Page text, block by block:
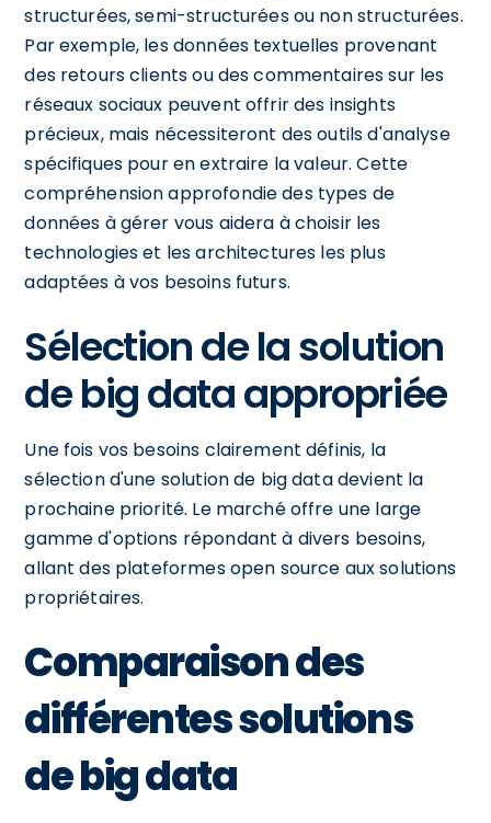
structurées, semi-structurées ou non structurées.
Par exemple, les données textuelles provenant
des retours clients ou des commentaires sur les
réseaux sociaux peuvent offrir des insights
précieux, mais nécessiteront des outils d'analyse
spécifiques pour en extraire la valeur. Cette
compréhension approfondie des types de
données à gérer vous aidera à choisir les
technologies et les architectures les plus
adaptées à vos besoins futurs.
Sélection de la solution
de big data appropriée
Une fois vos besoins clairement définis, la
sélection d'une solution de big data devient la
prochaine priorité. Le marché offre une large
gamme d'options répondant à divers besoins,
allant des plateformes open source aux solutions
propriétaires.
Comparaison des
différentes solutions
de big data